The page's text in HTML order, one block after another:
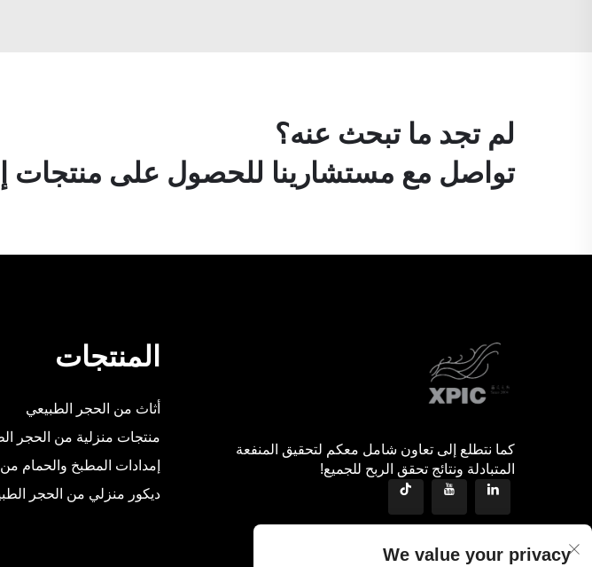
لم تجد ما تبحث عنه؟
تواصل مع مستشارينا للحصول على منتجات
كما نتطلع إلى تعاون شامل معكم لتحقيق المنفعة
المتبادلة ونتائج تحقق الربح للجميع!
المنتجات
أثاث من الحجر الطبيعي
منتجات منزلية من الحجر
إمدادات المطبخ والحمام
ديكور منزلي من الحجر
We value your privacy